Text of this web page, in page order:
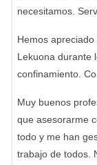
necesitamos.
Hemos
Lekuona durante
confinamiento.
Muy buenos
que asesorarme
todo y me han
trabajo de todos.